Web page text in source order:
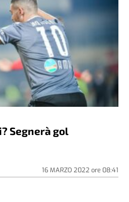
Segnerà gol
16 MARZO 2022 ore 08:41